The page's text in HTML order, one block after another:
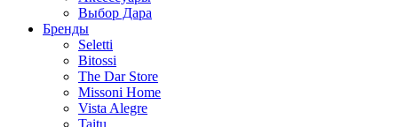
Выбор Дара
Бренды
Seletti
Bitossi
The Dar Store
Missoni Home
Vista Alegre
Taitu